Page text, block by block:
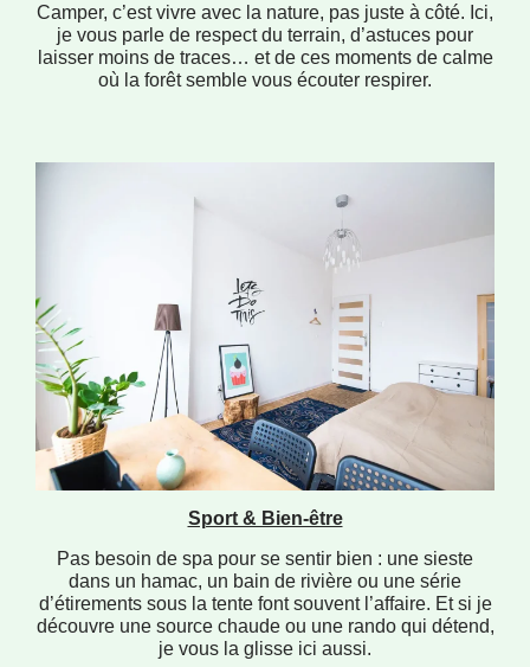
Camper, c’est vivre avec la nature, pas juste à côté. Ici,
je vous parle de respect du terrain, d’astuces pour
laisser moins de traces… et de ces moments de calme
où la forêt semble vous écouter respirer.
Sport & Bien-être
Pas besoin de spa pour se sentir bien : une sieste
dans un hamac, un bain de rivière ou une série
d’étirements sous la tente font souvent l’affaire. Et si je
découvre une source chaude ou une rando qui détend,
je vous la glisse ici aussi.